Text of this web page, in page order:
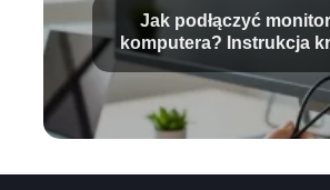
Jak podłączyć
komputera? Instrukcja